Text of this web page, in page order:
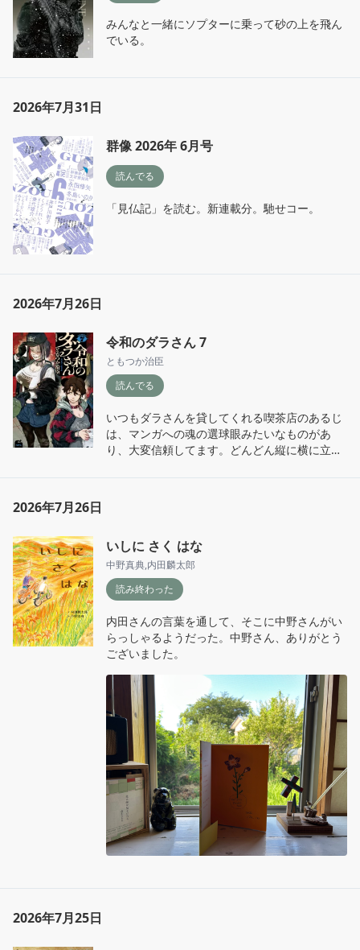
みんなと一緒にソプターに乗って砂の上を飛ん
でいる。
2026年7月31日
群像 2026年 6月号
読んでる
「見仏記」を読む。新連載分。馳せコー。
2026年7月26日
令和のダラさん 7
ともつか治臣
読んでる
いつもダラさんを貸してくれる喫茶店のあるじ
は、マンガへの魂の選球眼みたいなものがあ
り、大変信頼してます。どんどん縦に横に立体
2026年7月26日
いしに さく はな
中野真典,内田麟太郎
読み終わった
内田さんの言葉を通して、そこに中野さんがい
らっしゃるようだった。中野さん、ありがとう
ございました。
2026年7月25日